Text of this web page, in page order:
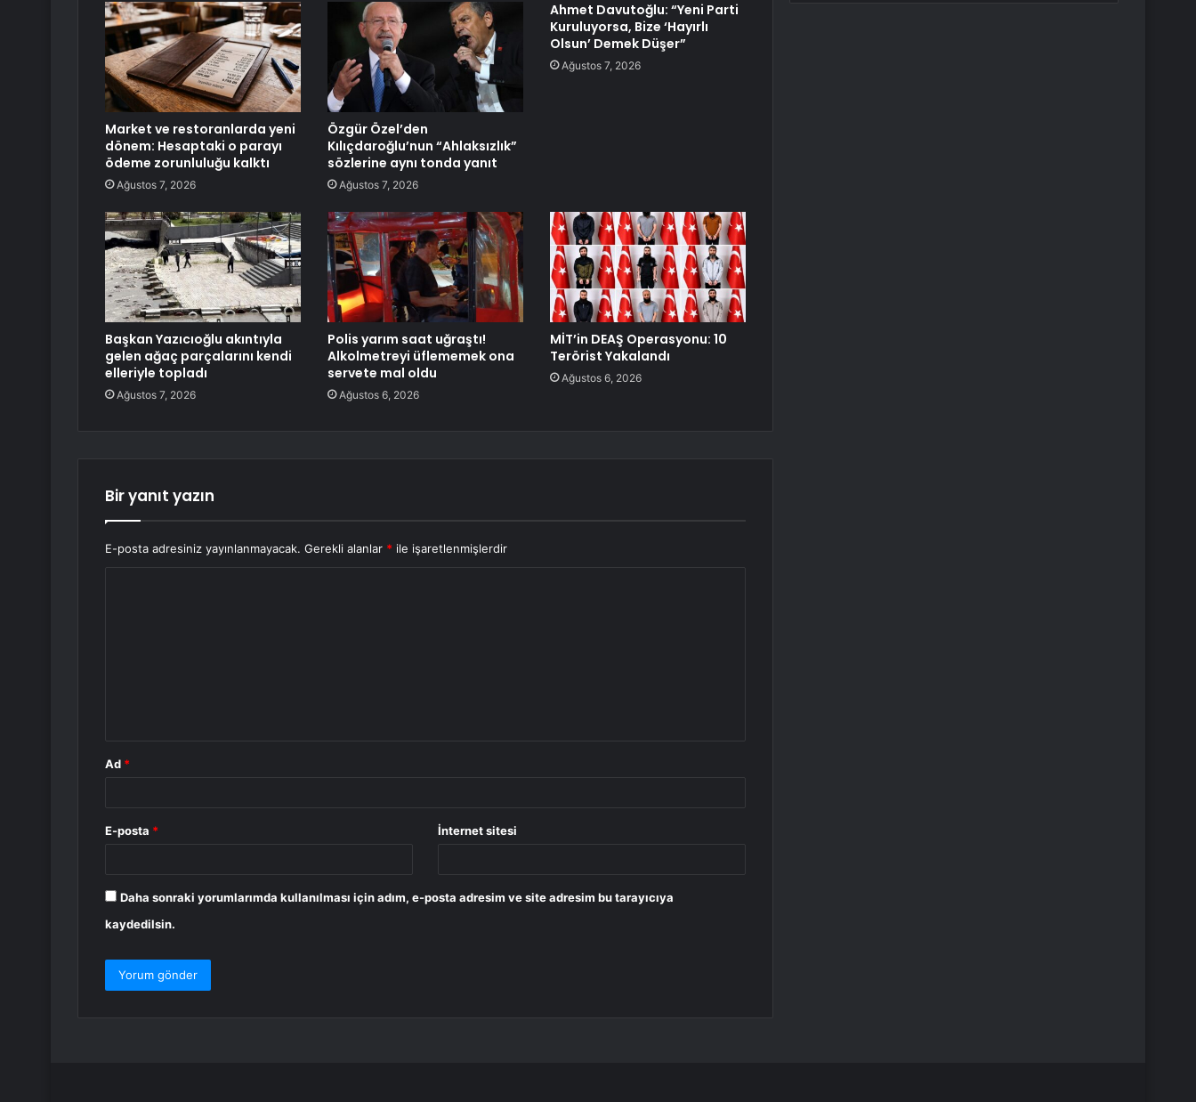
Market ve restoranlarda yeni
dönem: Hesaptaki o parayı
ödeme zorunluluğu kalktı
Ağustos 7, 2026
Özgür Özel’den
Kılıçdaroğlu’nun “Ahlaksızlık”
sözlerine aynı tonda yanıt
Ağustos 7, 2026
Ahmet Davutoğlu: “Yeni Parti
Kuruluyorsa, Bize ‘Hayırlı
Olsun’ Demek Düşer”
Ağustos 7, 2026
Başkan Yazıcıoğlu akıntıyla
gelen ağaç parçalarını kendi
elleriyle topladı
Ağustos 7, 2026
Polis yarım saat uğraştı!
Alkolmetreyi üflememek ona
servete mal oldu
Ağustos 6, 2026
MİT’in DEAŞ Operasyonu: 10
Terörist Yakalandı
Ağustos 6, 2026
Bir yanıt yazın
E-posta adresiniz yayınlanmayacak. Gerekli alanlar * ile işaretlenmişlerdir
Ad *
E-posta * İnternet sitesi
Daha sonraki yorumlarımda kullanılması için adım, e-posta adresim ve site adresim bu tarayıcıya
kaydedilsin.